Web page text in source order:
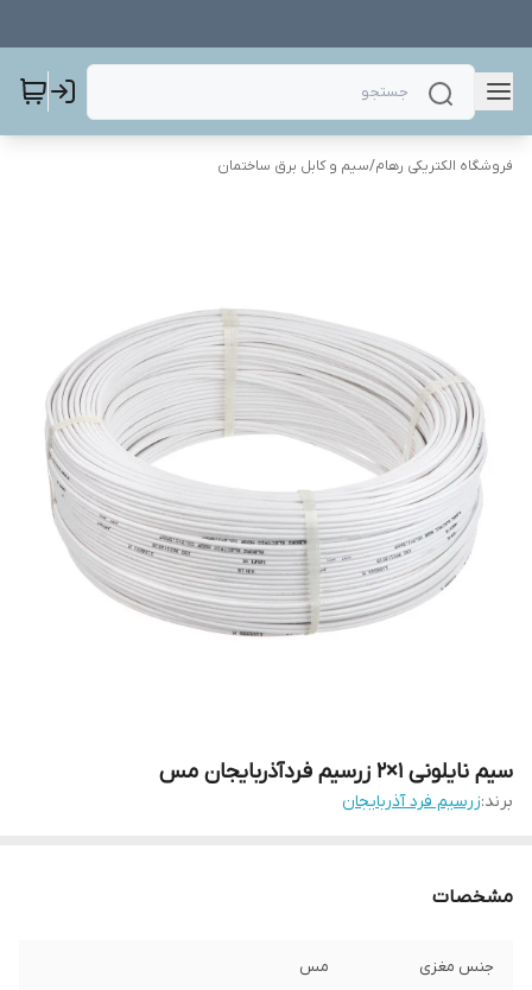
فروشگاه الکتریکی رهام/سیم و کابل برق ساختمان
سیم نایلونی 1×2 زرسیم فردآذربایجان مس
برند:زرسیم فرد آذربایجان
مشخصات
جنس مغزی مس